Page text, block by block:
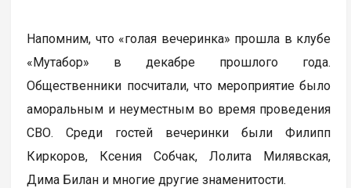
Напомним, что «голая вечеринка» прошла в клубе
«Мутабор» в декабре прошлого года.
Общественники посчитали, что мероприятие было
аморальным и неуместным во время проведения
СВО. Среди гостей вечеринки были Филипп
Киркоров, Ксения Собчак, Лолита Милявская,
Дима Билан и многие другие знаменитости.